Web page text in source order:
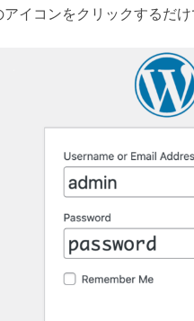
イコンをクリックするだ